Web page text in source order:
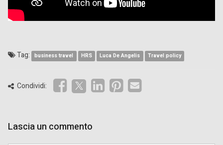
Tag: business travel HRS Luca De Angelis Travel policy
Condividi:
Lascia un commento